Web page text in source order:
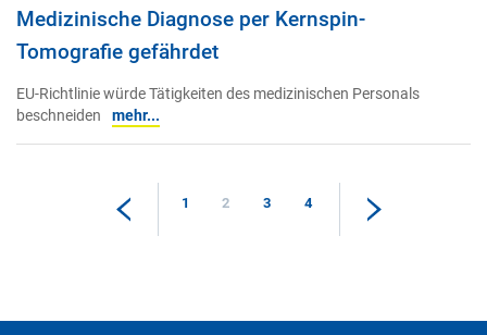
Medizinische Diagnose per Kernspin-
Tomografie gefährdet
EU-Richtlinie würde Tätigkeiten des medizinischen Personals
beschneiden
mehr...
1 2 3 4